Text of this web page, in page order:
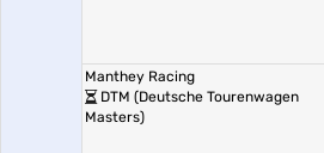
Manthey Racing
DTM (Deutsche Tourenwagen
Masters)